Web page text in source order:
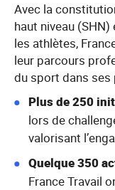
Avec la
haut niveau
les athlètes,
leur parcours
du sport dans
Plus de 250
lors de
valorisant
Quelque 350
France Travail